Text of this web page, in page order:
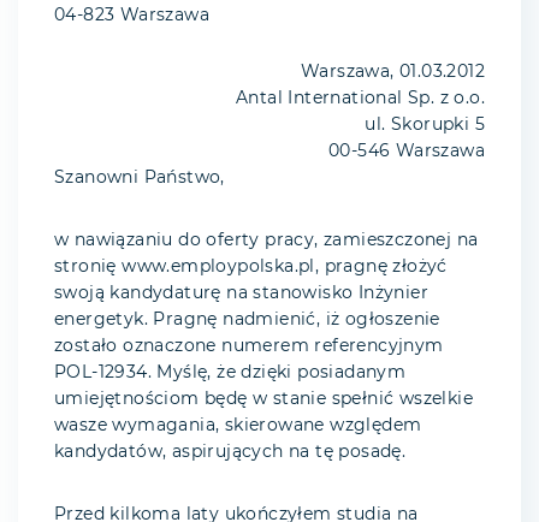
04-823 Warszawa
Warszawa, 01.03.2012
Antal International Sp. z o.o.
ul. Skorupki 5
00-546 Warszawa
Szanowni Państwo,
w nawiązaniu do oferty pracy, zamieszczonej na
stronię www.employpolska.pl, pragnę złożyć
swoją kandydaturę na stanowisko Inżynier
energetyk. Pragnę nadmienić, iż ogłoszenie
zostało oznaczone numerem referencyjnym
POL-12934. Myślę, że dzięki posiadanym
umiejętnościom będę w stanie spełnić wszelkie
wasze wymagania, skierowane względem
kandydatów, aspirujących na tę posadę.
Przed kilkoma laty ukończyłem studia na